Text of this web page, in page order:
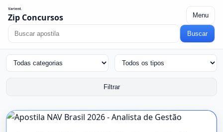
Zip Concursos Menu
Buscar
Filtrar